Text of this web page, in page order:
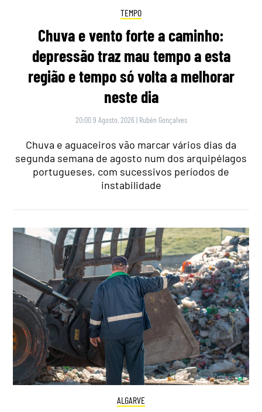
TEMPO
Chuva e vento forte a caminho:
depressão traz mau tempo a esta
região e tempo só volta a melhorar
neste dia
20:00 9 Agosto, 2026 | Rubén Gonçalves
Chuva e aguaceiros vão marcar vários dias da
segunda semana de agosto num dos arquipélagos
portugueses, com sucessivos períodos de
instabilidade
ALGARVE